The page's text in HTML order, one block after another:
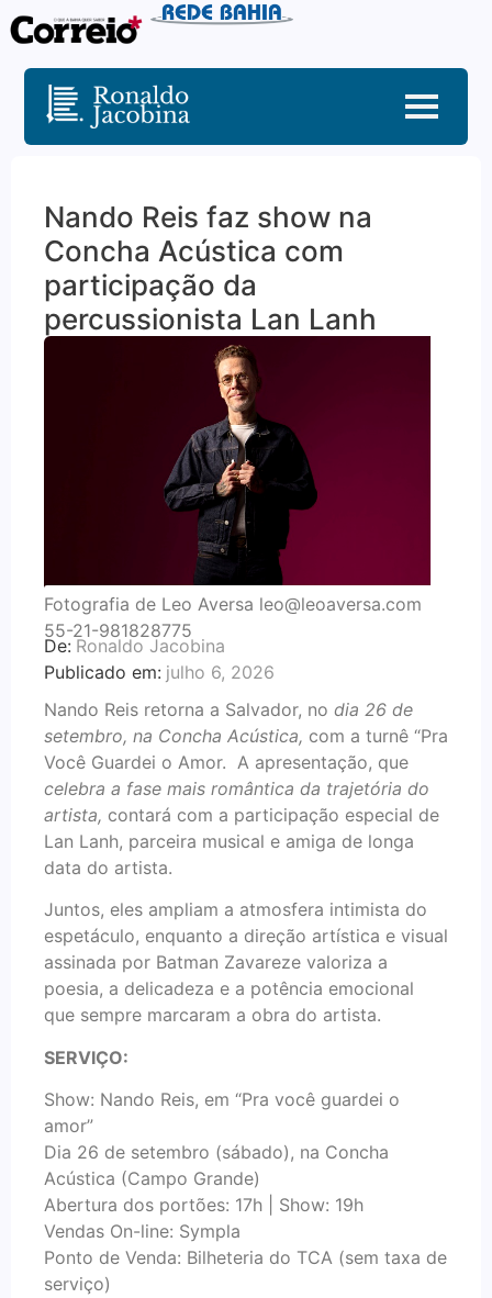
Nando Reis faz show na
Concha Acústica com
participação da
percussionista Lan Lanh
Fotografia de Leo Aversa leo@leoaversa.com
55-21-981828775
De: Ronaldo Jacobina
Publicado em: julho 6, 2026
Nando Reis retorna a Salvador, no dia 26 de
setembro, na Concha Acústica, com a turnê “Pra
Você Guardei o Amor. A apresentação, que
celebra a fase mais romântica da trajetória do
artista, contará com a participação especial de
Lan Lanh, parceira musical e amiga de longa
data do artista.
Juntos, eles ampliam a atmosfera intimista do
espetáculo, enquanto a direção artística e visual
assinada por Batman Zavareze valoriza a
poesia, a delicadeza e a potência emocional
que sempre marcaram a obra do artista.
SERVIÇO:
Show: Nando Reis, em “Pra você guardei o
amor”
Dia 26 de setembro (sábado), na Concha
Acústica (Campo Grande)
Abertura dos portões: 17h | Show: 19h
Vendas On-line: Sympla
Ponto de Venda: Bilheteria do TCA (sem taxa de
serviço)